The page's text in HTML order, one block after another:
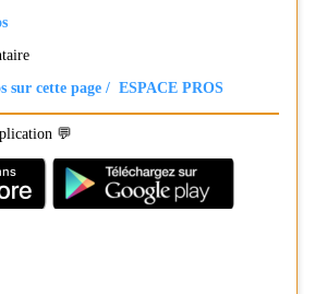
sur cette page / ESPACE PROS
💬